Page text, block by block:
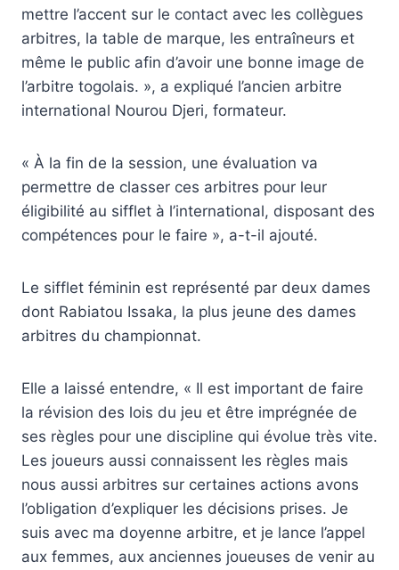
mettre l’accent sur le contact avec les collègues
arbitres, la table de marque, les entraîneurs et
même le public afin d’avoir une bonne image de
l’arbitre togolais. », a expliqué l’ancien arbitre
international Nourou Djeri, formateur.
« À la fin de la session, une évaluation va
permettre de classer ces arbitres pour leur
éligibilité au sifflet à l’international, disposant des
compétences pour le faire », a-t-il ajouté.
Le sifflet féminin est représenté par deux dames
dont Rabiatou Issaka, la plus jeune des dames
arbitres du championnat.
Elle a laissé entendre, « Il est important de faire
la révision des lois du jeu et être imprégnée de
ses règles pour une discipline qui évolue très vite.
Les joueurs aussi connaissent les règles mais
nous aussi arbitres sur certaines actions avons
l’obligation d’expliquer les décisions prises. Je
suis avec ma doyenne arbitre, et je lance l’appel
aux femmes, aux anciennes joueuses de venir au